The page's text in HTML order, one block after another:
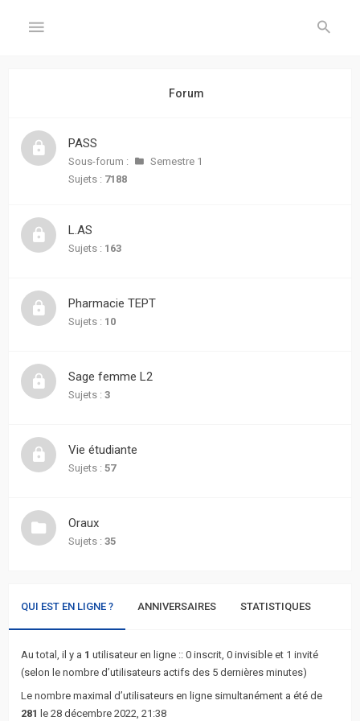
Inscription
FORUM
sans
réponse
actifs
Recherche
avancée
L’équipe
Forum
PASS
Sous-forum :
Semestre 1
Sujets : 7188
L.AS
Sujets : 163
Pharmacie TEPT
Sujets : 10
Sage femme L2
Sujets : 3
Vie étudiante
Sujets : 57
Oraux
Sujets : 35
QUI EST EN LIGNE ? ANNIVERSAIRES STATISTIQUES
Au total, il y a 1 utilisateur en ligne :: 0 inscrit, 0 invisible et 1 invité
(selon le nombre d’utilisateurs actifs des 5 dernières minutes)
Le nombre maximal d’utilisateurs en ligne simultanément a été de
281 le 28 décembre 2022, 21:38